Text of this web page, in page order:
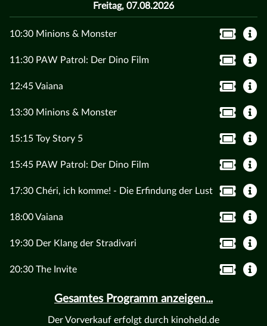
Freitag, 07.08.2026
10:30 Minions & Monster
11:30 PAW Patrol: Der Dino Film
12:45 Vaiana
13:30 Minions & Monster
15:15 Toy Story 5
15:45 PAW Patrol: Der Dino Film
17:30 Chéri, ich komme! - Die Erfindung der Lust
18:00 Vaiana
19:30 Der Klang der Stradivari
20:30 The Invite
Gesamtes Programm anzeigen...
Der Vorverkauf erfolgt durch kinoheld.de